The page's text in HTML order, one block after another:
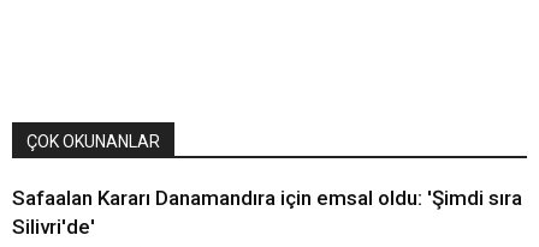
ÇOK OKUNANLAR
Safaalan Kararı Danamandıra için emsal oldu: 'Şimdi sıra
Silivri'de'